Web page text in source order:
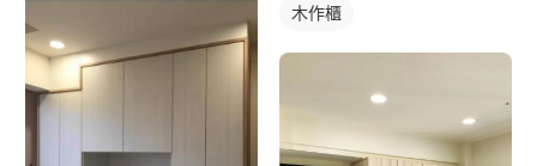
木作櫃